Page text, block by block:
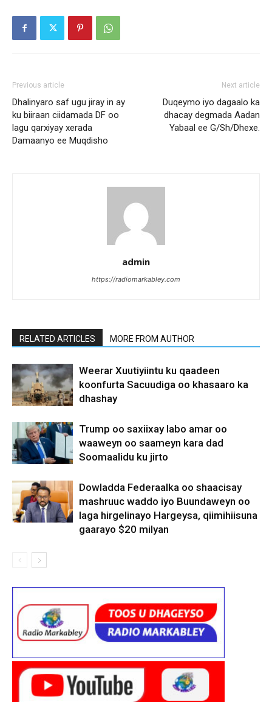
Previous article
Dhalinyaro saf ugu jiray in ay
ku biiraan ciidamada DF oo
lagu qarxiyay xerada
Damaanyo ee Muqdisho
Next article
Duqeymo iyo dagaalo ka
dhacay degmada Aadan
Yabaal ee G/Sh/Dhexe.
admin
https://radiomarkabley.com
RELATED ARTICLES MORE FROM AUTHOR
Weerar Xuutiyiintu ku qaadeen
koonfurta Sacuudiga oo khasaaro ka
dhashay
Trump oo saxiixay labo amar oo
waaweyn oo saameyn kara dad
Soomaalidu ku jirto
Dowladda Federaalka oo shaacisay
mashruuc waddo iyo Buundaweyn oo
laga hirgelinayo Hargeysa, qiimihiisuna
gaarayo $20 milyan